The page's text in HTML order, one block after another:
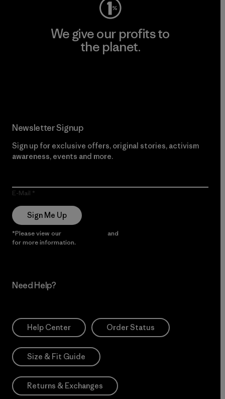
We give our profits to
the planet.
Newsletter Signup
Sign up for exclusive offers, original stories, activism
awareness, events and more.
E-Mail
Sign Me Up
*Please view our and
for more information.
Need Help?
Help Center Order Status
Size & Fit Guide
Returns & Exchanges